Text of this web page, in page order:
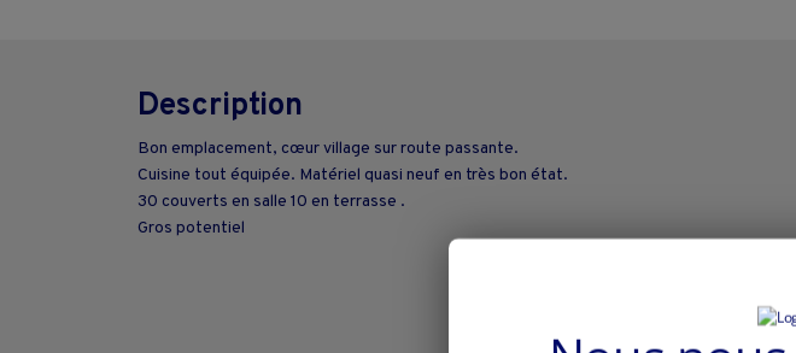
Description
Bon emplacement, cœur village sur route passante.
Cuisine tout équipée. Matériel quasi neuf en très bon état.
30 couverts en salle 10 en terrasse .
Gros potentiel